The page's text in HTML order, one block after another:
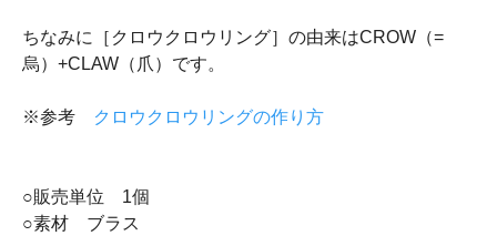
ちなみに［クロウクロウリング］の由来はCROW（=
烏）+CLAW（爪）です。
※参考 クロウクロウリングの作り方
○販売単位 1個
○素材 ブラス